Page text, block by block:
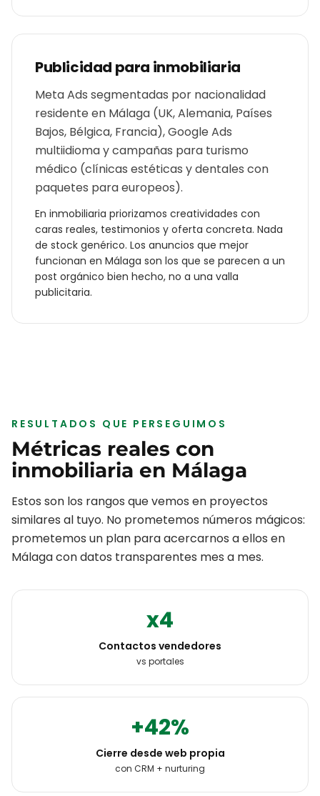
Publicidad para inmobiliaria
Meta Ads segmentadas por nacionalidad
residente en Málaga (UK, Alemania, Países
Bajos, Bélgica, Francia), Google Ads
multiidioma y campañas para turismo
médico (clínicas estéticas y dentales con
paquetes para europeos).
En inmobiliaria priorizamos creatividades con
caras reales, testimonios y oferta concreta. Nada
de stock genérico. Los anuncios que mejor
funcionan en Málaga son los que se parecen a un
post orgánico bien hecho, no a una valla
publicitaria.
RESULTADOS QUE PERSEGUIMOS
Métricas reales con
inmobiliaria en Málaga
Estos son los rangos que vemos en proyectos
similares al tuyo. No prometemos números mágicos:
prometemos un plan para acercarnos a ellos en
Málagacon datos transparentes mes a mes.
x4
Contactos vendedores
vs portales
+42%
Cierre desde web propia
con CRM + nurturing